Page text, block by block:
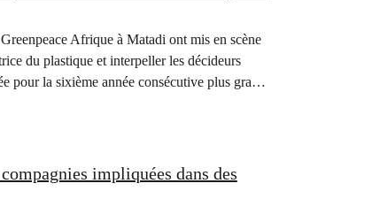
Afrique à Matadi ont mis en scène
du plastique et interpeller les décideurs
pour la sixième année consécutive plus grand
impliquées dans des